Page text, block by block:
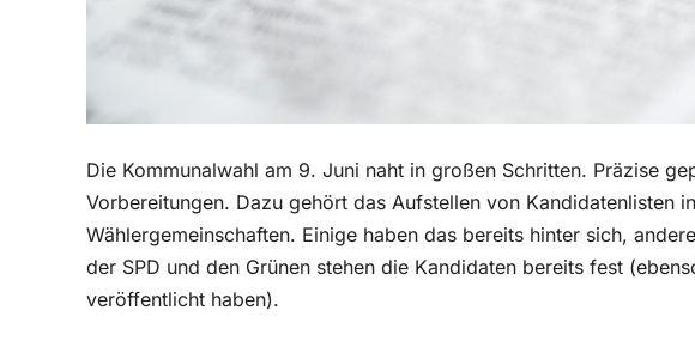
Die Kommunalwahl am 9. Juni naht in großen Schritten. Präzise
Vorbereitungen. Dazu gehört das Aufstellen von Kandidatenlisten
Wählergemeinschaften. Einige haben das bereits hinter sich,
der SPD und den Grünen stehen die Kandidaten bereits fest
veröffentlicht haben).